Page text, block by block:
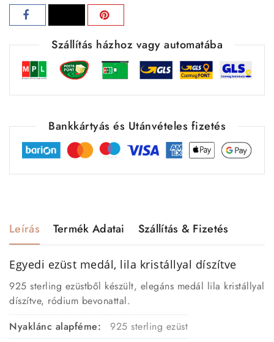
Szállítás házhoz vagy automatába
Bankkártyás és Utánvételes fizetés
Leírás Termék Adatai Szállítás & Fizetés
Egyedi ezüst medál, lila kristállyal díszítve
925 sterling ezüstből készült, elegáns medál lila kristállyal
díszítve, ródium bevonattal.
Nyaklánc alapféme:
925 sterling ezüst